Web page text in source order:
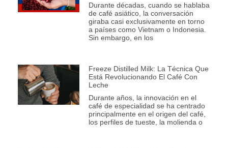
Durante décadas, cuando se hablaba
de café asiático, la conversación
giraba casi exclusivamente en torno
a países como Vietnam o Indonesia.
Sin embargo, en los
Freeze Distilled Milk: La Técnica Que
Está Revolucionando El Café Con
Leche
Durante años, la innovación en el
café de especialidad se ha centrado
principalmente en el origen del café,
los perfiles de tueste, la molienda o